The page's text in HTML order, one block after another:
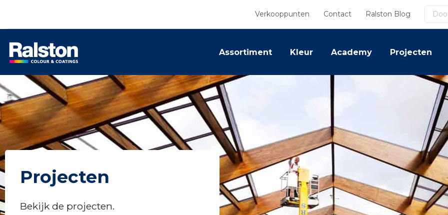
Verkooppunten Contact Ralston Blog
Assortiment Kleur Academy Projecten
Projecten
Bekijk de projecten.